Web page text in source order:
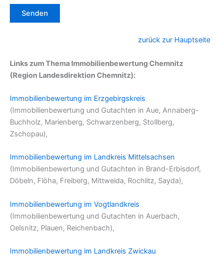
zurück zur Hauptseite
Links zum Thema Immobilienbewertung Chemnitz
(Region Landesdirektion Chemnitz):
Immobilienbewertung im Erzgebirgskreis
(Immobilienbewertung und Gutachten in Aue, Annaberg-
Buchholz, Marienberg, Schwarzenberg, Stollberg,
Zschopau),
Immobilienbewertung im Landkreis Mittelsachsen
(Immobilienbewertung und Gutachten in Brand-Erbisdorf,
Döbeln, Flöha, Freiberg, Mittweida, Rochlitz, Sayda),
Immobilienbewertung im Vogtlandkreis
(Immobilienbewertung und Gutachten in Auerbach,
Oelsnitz, Plauen, Reichenbach),
Immobilienbewertung im Landkreis Zwickau